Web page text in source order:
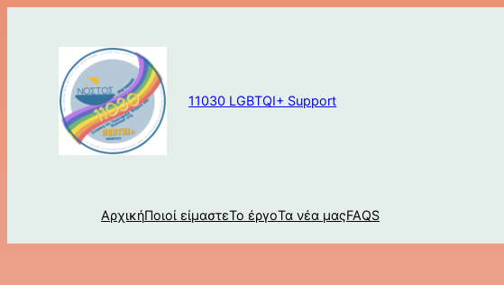
περιεχόμενο
11030 LGBTQI+ Support
ΑρχικήΠοιοί είμαστεΤο έργοΤα νέα μαςFAQS